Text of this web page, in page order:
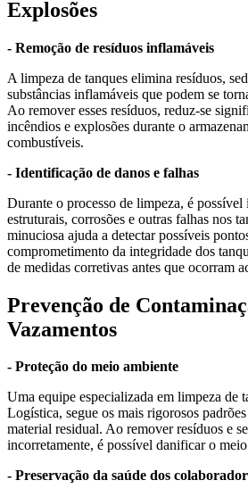
Explosões
- Remoção de resíduos inflamáveis
A limpeza de tanques elimina resíduos,
substâncias inflamáveis que podem se
Ao remover esses resíduos, reduz-se
incêndios e explosões durante o
combustíveis.
- Identificação de danos e falhas
Durante o processo de limpeza, é
estruturais, corrosões e outras falhas nos
minuciosa ajuda a detectar possíveis
comprometimento da integridade dos
de medidas corretivas antes que ocorram
Prevenção de
Vazamentos
- Proteção do meio ambiente
Uma equipe especializada em limpeza de
Logística, segue os mais rigorosos
material residual. Ao remover resíduos e
incorretamente, é possível danificar o
- Preservação da saúde dos